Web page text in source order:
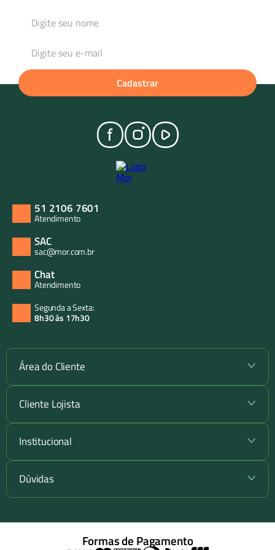
Cadastrar
51 2106 7601
Atendimento
SAC
sac@mor.com.br
Chat
Atendimento
Segunda a Sexta:
8h30 às 17h30
Área do Cliente +
Cliente Lojista +
Institucional +
Dúvidas +
Formas de Pagamento